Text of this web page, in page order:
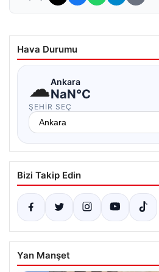
Hava Durumu
☁Ankara
NaN°C
ŞEHIR SEÇ
Bizi Takip Edin
Yan Manşet